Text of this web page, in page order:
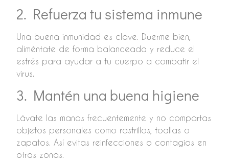
2. Refuerza tu sistema inmune
Una buena inmunidad es clave. Duerme bien,
aliméntate de forma balanceada y reduce el
estrés para ayudar a tu cuerpo a combatir el
virus.
3. Mantén una buena higiene
Lávate las manos frecuentemente y no compartas
objetos personales como rastrillos, toallas o
zapatos. Así evitas reinfecciones o contagios en
otras zonas.